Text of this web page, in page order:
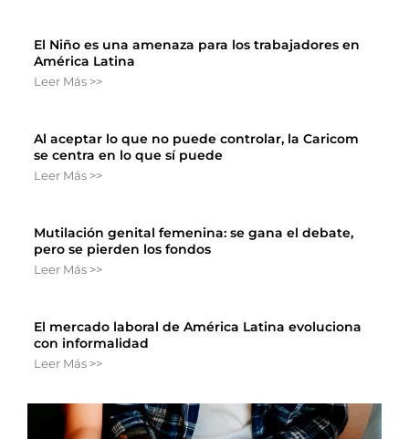
El Niño es una amenaza para los trabajadores en
América Latina
Leer Más >>
Al aceptar lo que no puede controlar, la Caricom
se centra en lo que sí puede
Leer Más >>
Mutilación genital femenina: se gana el debate,
pero se pierden los fondos
Leer Más >>
El mercado laboral de América Latina evoluciona
con informalidad
Leer Más >>